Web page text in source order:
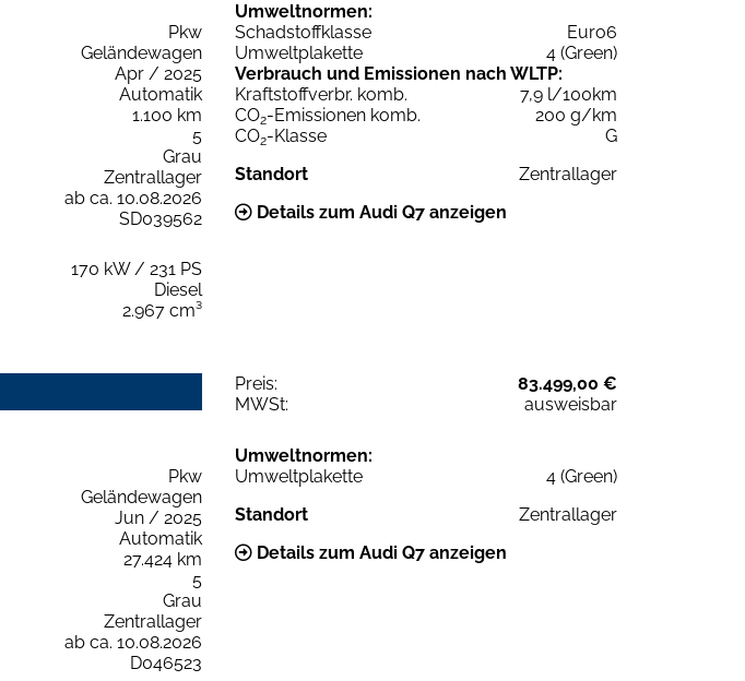
Pkw
Geländewagen
Apr / 2025
Automatik
1.100 km
5
Grau
Zentrallager
ab ca. 10.08.2026
SD039562
170 kW / 231 PS
Diesel
2.967 cm³
Umweltnormen:
Schadstoffklasse
Euro6
Umweltplakette
4 (Green)
Verbrauch und Emissionen nach WLTP:
Kraftstoffverbr. komb.
7,9 l/100km
CO2-Emissionen komb.
200 g/km
CO2-Klasse
G
Standort
Zentrallager
Details zum Audi Q7 anzeigen
Preis:
83.499,00 €
MWSt:
ausweisbar
Pkw
Geländewagen
Jun / 2025
Automatik
27.424 km
5
Grau
Zentrallager
ab ca. 10.08.2026
D046523
Umweltnormen:
Umweltplakette
4 (Green)
Standort
Zentrallager
Details zum Audi Q7 anzeigen